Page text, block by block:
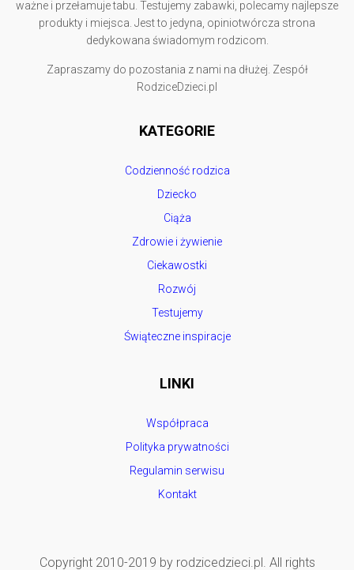
ważne i przełamuje tabu. Testujemy zabawki, polecamy najlepsze
produkty i miejsca. Jest to jedyna, opiniotwórcza strona
dedykowana świadomym rodzicom.
Zapraszamy do pozostania z nami na dłużej. Zespół
RodziceDzieci.pl
KATEGORIE
Codzienność rodzica
Dziecko
Ciąża
Zdrowie i żywienie
Ciekawostki
Rozwój
Testujemy
Świąteczne inspiracje
LINKI
Współpraca
Polityka prywatności
Regulamin serwisu
Kontakt
Copyright 2010-2019 by rodzicedzieci.pl. All rights